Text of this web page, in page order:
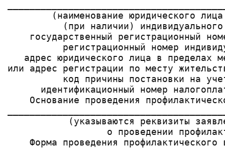
(наименование юридического
(при наличии)
государственный регистрационный
регистрационный номер
адрес юридического лица в пределах
или адрес регистрации по месту
код причины постановки на
идентификационный номер
Основание проведения
(указываются реквизиты
о проведении
Форма проведения профилактического